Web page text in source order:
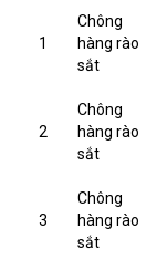
1
Chông
hàng rào
sắt
2
Chông
hàng rào
sắt
3
Chông
hàng rào
sắt